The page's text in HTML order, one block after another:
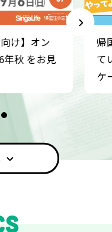
け】オン
年秋 をお見
帰
て
ケ
験